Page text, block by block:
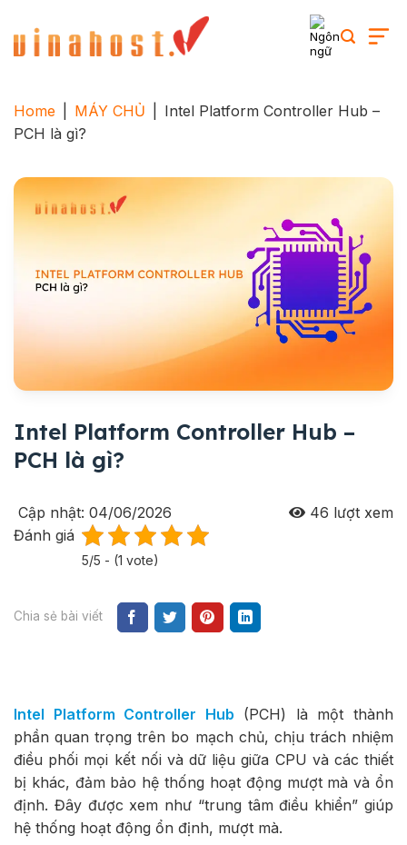
content
Home MÁY CHỦ
Intel Platform Controller Hub –
PCH là gì?
Intel Platform Controller Hub –
PCH là gì?
Cập nhật: 04/06/2026 46 lượt xem
Đánh giá
5/5 - (1 vote)
Chia sẻ bài viết
Intel Platform Controller Hub (PCH) là một thành
phần quan trọng trên bo mạch chủ, chịu trách nhiệm
điều phối mọi kết nối và dữ liệu giữa CPU và các thiết
bị khác, đảm bảo hệ thống hoạt động mượt mà và ổn
định. Đây được xem như “trung tâm điều khiển” giúp
hệ thống hoạt động ổn định, mượt mà.